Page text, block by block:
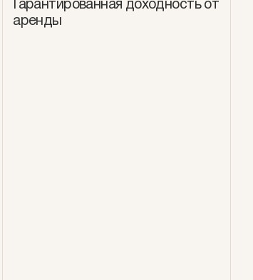
Гарантированная доходность от
аренды